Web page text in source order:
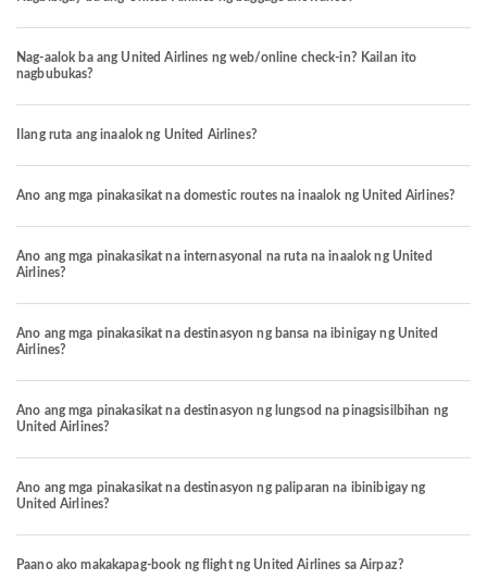
Nag-aalok ba ang United Airlines ng web/online check-in? Kailan ito
nagbubukas?
Ilang ruta ang inaalok ng United Airlines?
Ano ang mga pinakasikat na domestic routes na inaalok ng United Airlines?
Ano ang mga pinakasikat na internasyonal na ruta na inaalok ng United
Airlines?
Ano ang mga pinakasikat na destinasyon ng bansa na ibinigay ng United
Airlines?
Ano ang mga pinakasikat na destinasyon ng lungsod na pinagsisilbihan ng
United Airlines?
Ano ang mga pinakasikat na destinasyon ng paliparan na ibinibigay ng
United Airlines?
Paano ako makakapag-book ng flight ng United Airlines sa Airpaz?